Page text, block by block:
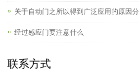
关于自动门之所以得到广泛应用的原因分
经过感应门要注意什么
联系方式